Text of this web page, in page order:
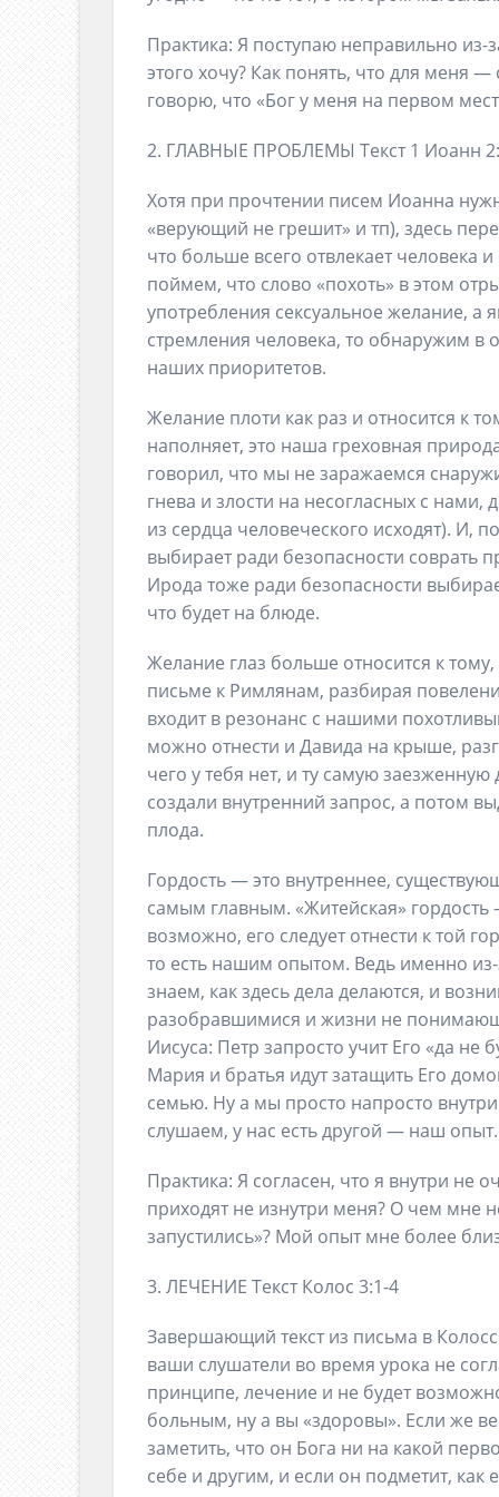
Практика: Я поступаю неправильно
этого хочу? Как понять, что для меня
говорю, что «Бог у меня на первом
2. ГЛАВНЫЕ ПРОБЛЕМЫ Текст 1 Иоанн
Хотя при прочтении писем Иоанна
«верующий не грешит» и тп), здесь
что больше всего отвлекает человека
поймем, что слово «похоть» в этом
употребления сексуальное желание,
стремления человека, то обнаружим в
наших приоритетов.
Желание плоти как раз и относится к
наполняет, это наша греховная
говорил, что мы не заражаемся
гнева и злости на несогласных с нами,
из сердца человеческого исходят). И,
выбирает ради безопасности соврать
Ирода тоже ради безопасности
что будет на блюде.
Желание глаз больше относится к
письме к Римлянам, разбирая
входит в резонанс с нашими
можно отнести и Давида на крыше,
чего у тебя нет, и ту самую
создали внутренний запрос, а потом
плода.
Гордость — это внутреннее,
самым главным. «Житейская»
возможно, его следует отнести к той
то есть нашим опытом. Ведь именно
знаем, как здесь дела делаются, и
разобравшимися и жизни не
Иисуса: Петр запросто учит Его «да не
Мария и братья идут затащить Его
семью. Ну а мы просто напросто
слушаем, у нас есть другой — наш опыт.
Практика: Я согласен, что я внутри не
приходят не изнутри меня? О чем мне
запустились»? Мой опыт мне более
3. ЛЕЧЕНИЕ Текст Колос 3:1-4
Завершающий текст из письма в
ваши слушатели во время урока не
принципе, лечение и не будет
больным, ну а вы «здоровы». Если же
заметить, что он Бога ни на какой
себе и другим, и если он подметит,